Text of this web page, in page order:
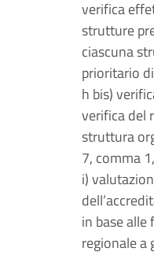
verifica
strutture
ciascuna
prioritario
h bis)
verifica del
struttura
7, comma
i)
in base
regionale a